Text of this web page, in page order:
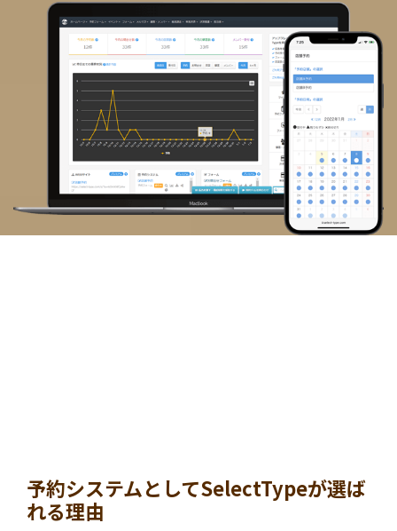
予約システムとしてSelectTypeが選ば
れる理由